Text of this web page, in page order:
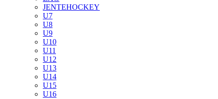
JENTEHOCKEY
U7
U8
U9
U10
U11
U12
U13
U14
U15
U16